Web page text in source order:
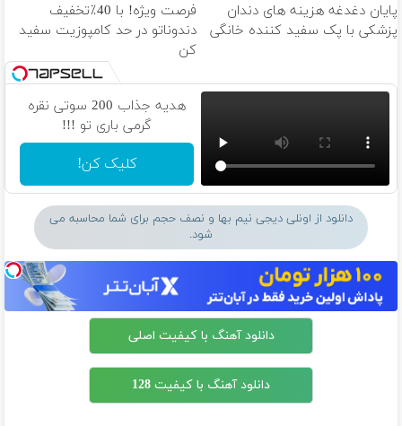
پایان دغدغه هزینه های دندان
پزشکی با پک سفید کننده خانگی
فرصت ویژه! با 40٪تخفیف
دندوناتو در حد کامپوزیت سفید
کن
هدیه جذاب 200 سوتی نقره
گرمی باری تو !!!
کلیک کن!
دانلود از اونلی دیجی نیم بها و نصف حجم برای شما محاسبه می
شود.
دانلود آهنگ با کیفیت اصلی
دانلود آهنگ با کیفیت 128